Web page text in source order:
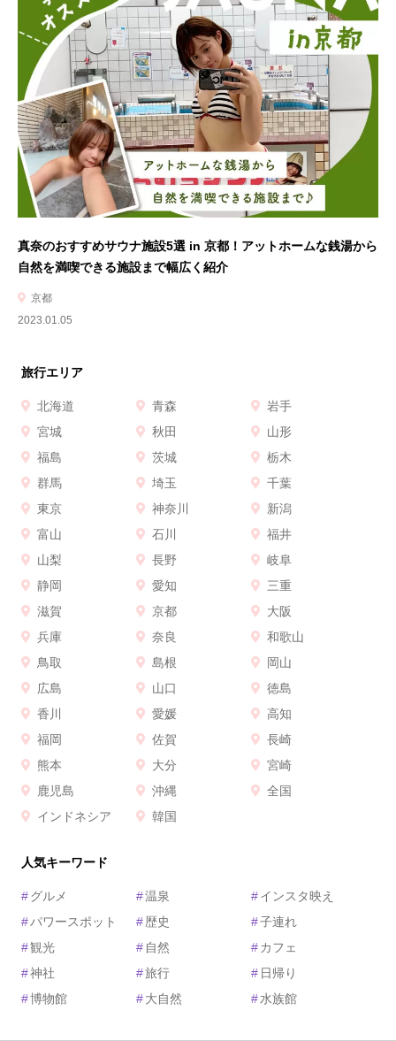
真奈のおすすめサウナ施設5選 in 京都！アットホームな銭湯から
自然を満喫できる施設まで幅広く紹介
京都
2023.01.05
旅行エリア
北海道 青森
岩手
宮城
秋田
山形
福島
茨城
栃木
群馬
埼玉
千葉
東京
神奈川
新潟
富山
石川
福井
山梨
長野
岐阜
静岡
愛知
三重
滋賀
京都
大阪
兵庫
奈良
和歌山
鳥取
島根
岡山
広島
山口
徳島
香川
愛媛
高知
福岡
佐賀
長崎
熊本
大分
宮崎
鹿児島
沖縄
全国
インドネシア
韓国
人気キーワード
#グルメ #温泉 #インスタ映え
#パワースポット #歴史 #子連れ
#観光 # 自然 # カフェ
#神社 #旅行 # 日帰り
#博物館 #大自然 #水族館